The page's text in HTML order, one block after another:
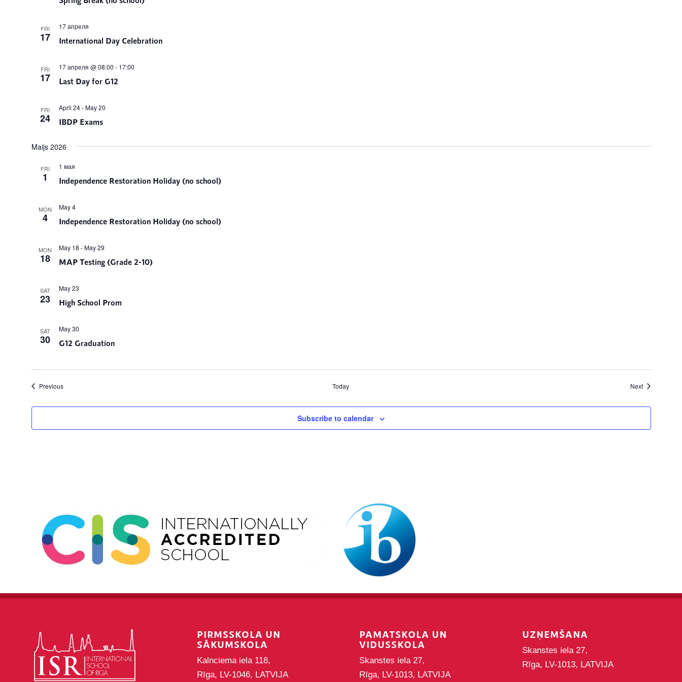
FRI
17 International Day Celebration
17 апреля
FRI
17 Last Day for G12
17 апреля @ 08:00 - 17:00
FRI
24 IBDP Exams
April 24-May 20
Maijs 2026
FRI
1 Independence Restoration Holiday (no school)
1 мая
MON
4 Independence Restoration Holiday (no school)
May 4
MON
18 MAP Testing (Grade 2-10)
May 18 -May 29
SAT
23 High School Prom
May 23
SAT
30 G12 Graduation
May 30
PreviousNotikumi Today NextNotikumi
Subscribe to calendar
PIRMSSKOLA UN
SĀKUMSKOLA
Kalnciema iela 118,
Rīga, LV-1046, LATVIJA
PAMATSKOLA UN
VIDUSSKOLA
Skanstes iela 27,
Rīga, LV-1013, LATVIJA
UZŅEMŠANA
Skanstes iela 27,
Rīga, LV-1013, LATVIJA